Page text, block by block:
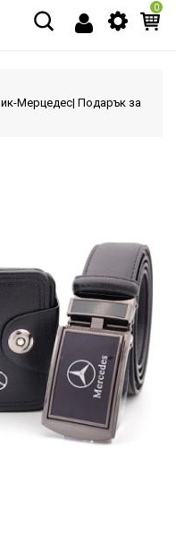
0
Мерцедес| Подарък за